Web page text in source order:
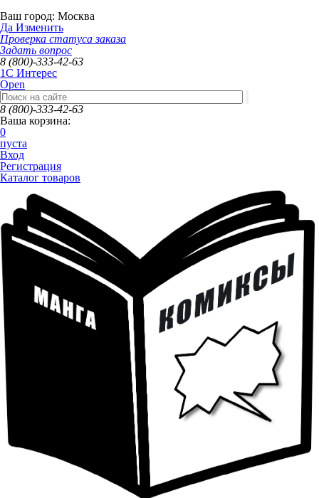
Ваш город: Москва
Да Изменить
Проверка статуса заказа
Задать вопрос
8 (800)-333-42-63
1C Интерес
Open
8 (800)-333-42-63
Ваша корзина:
0
пуста
Вход
Регистрация
Каталог товаров